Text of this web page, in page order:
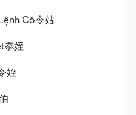
Cô令姑
忝姪
姪